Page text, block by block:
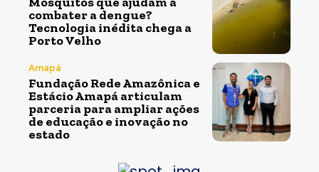
combater a dengue?
Tecnologia inédita chega a
Porto Velho
Amapá
Fundação Rede Amazônica e
Estácio Amapá articulam
parceria para ampliar ações
de educação e inovação no
estado